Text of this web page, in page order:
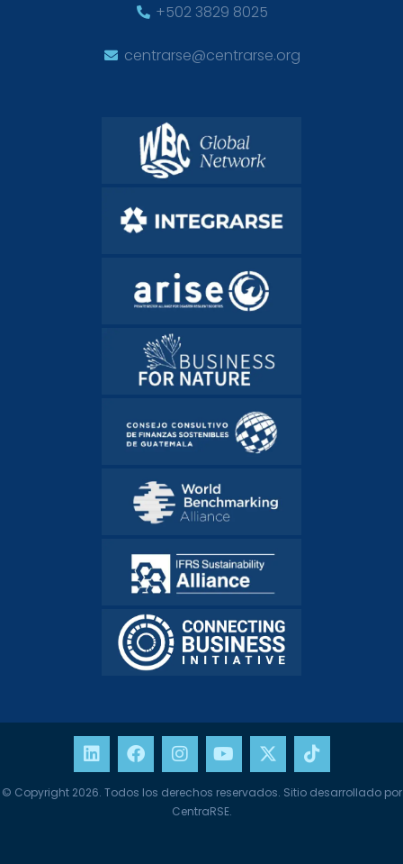
+502 3829 8025
centrarse@centrarse.org
© Copyright 2026. Todos los derechos reservados. Sitio desarrollado por
CentraRSE.